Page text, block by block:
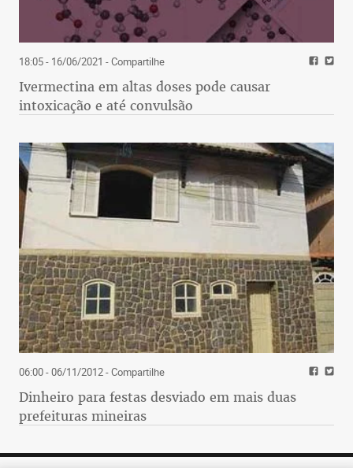
18:05 - 16/06/2021 - Compartilhe
Ivermectina em altas doses pode causar
intoxicação e até convulsão
06:00 - 06/11/2012- Compartilhe
Dinheiro para festas desviado em mais duas
prefeituras mineiras